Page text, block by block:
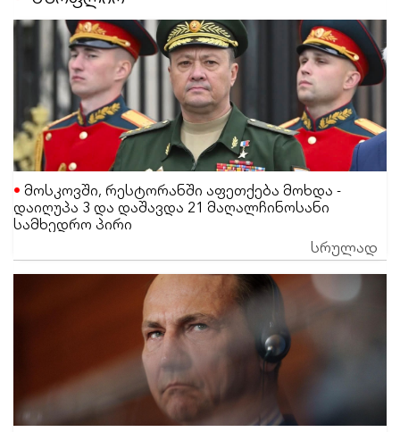
მოსკოვში, რესტორანში აფეთქება მოხდა -
დაიღუპა 3 და დაშავდა 21 მაღალჩინოსანი
სამხედრო პირი
სრულად